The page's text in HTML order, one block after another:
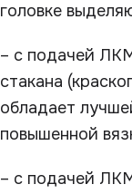
головке
– с подачей
стакана
обладает
повышенной
– с подачей